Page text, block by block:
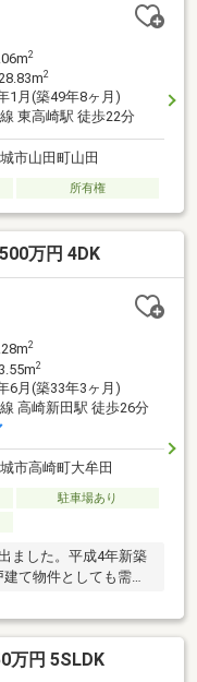
2
2
1月(築49年8ヶ月)
東高崎駅 徒歩22分
市山田町山田
所有権
万円 4DK
2
2
6月(築33年3ヶ月)
線 高崎新田駅 徒歩26分
市高崎町大牟田
駐車場あり
ました。平成4年新築
て物件としても需要
万円 5SLDK